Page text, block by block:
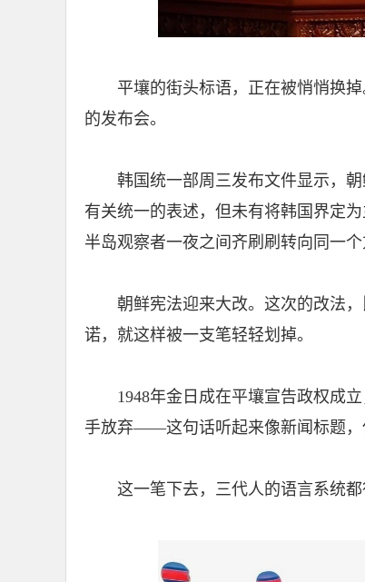
平壤的街头标语，正在被悄悄换
的发布会。
韩国统一部周三发布文件显示，
有关统一的表述，但未有将韩国界定
半岛观察者一夜之间齐刷刷转向同一
朝鲜宪法迎来大改。这次的改法
诺，就这样被一支笔轻轻划掉。
1948年金日成在平壤宣告政权成
手放弃——这句话听起来像新闻标题，
这一笔下去，三代人的语言系统都